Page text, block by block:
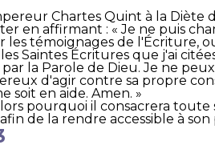
Chartes Quint à la Diète
en affirmant : « Je ne puis
les témoignages de l'Écriture,
Saintes Écritures que j'ai
la Parole de Dieu. Je ne
d'agir contre sa propre
soit en aide. Amen. »
pourquoi il consacrera toute
de la rendre accessible à